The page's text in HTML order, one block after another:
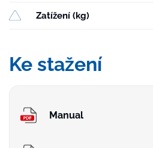
Zatížení (kg)
Ke stažení
Manual